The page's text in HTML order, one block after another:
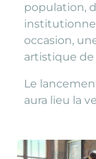
population,
occasion,
artistique de
Le
aura lieu la